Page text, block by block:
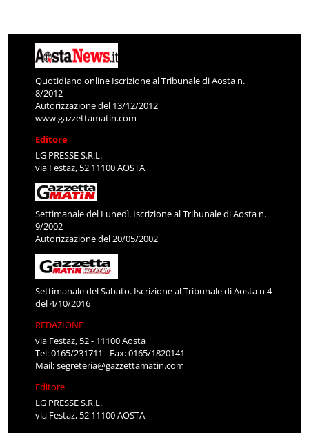
Quotidiano online Iscrizione al Tribunale di Aosta n.
8/2012
Autorizzazione del 13/12/2012
www.gazzettamatin.com
Editore
LG PRESSE S.R.L.
via Festaz, 52 11100 AOSTA
Settimanale del Lunedì. Iscrizione al Tribunale di Aosta n.
9/2002
Autorizzazione del 20/05/2002
Settimanale del Sabato. Iscrizione al Tribunale di Aosta n.4
del 4/10/2016
REDAZIONE
via Festaz, 52 - 11100 Aosta
Tel: 0165/231711 - Fax: 0165/1820141
Mail:segreteria@gazzettamatin.com
Editore
LG PRESSE S.R.L.
via Festaz, 52 11100 AOSTA